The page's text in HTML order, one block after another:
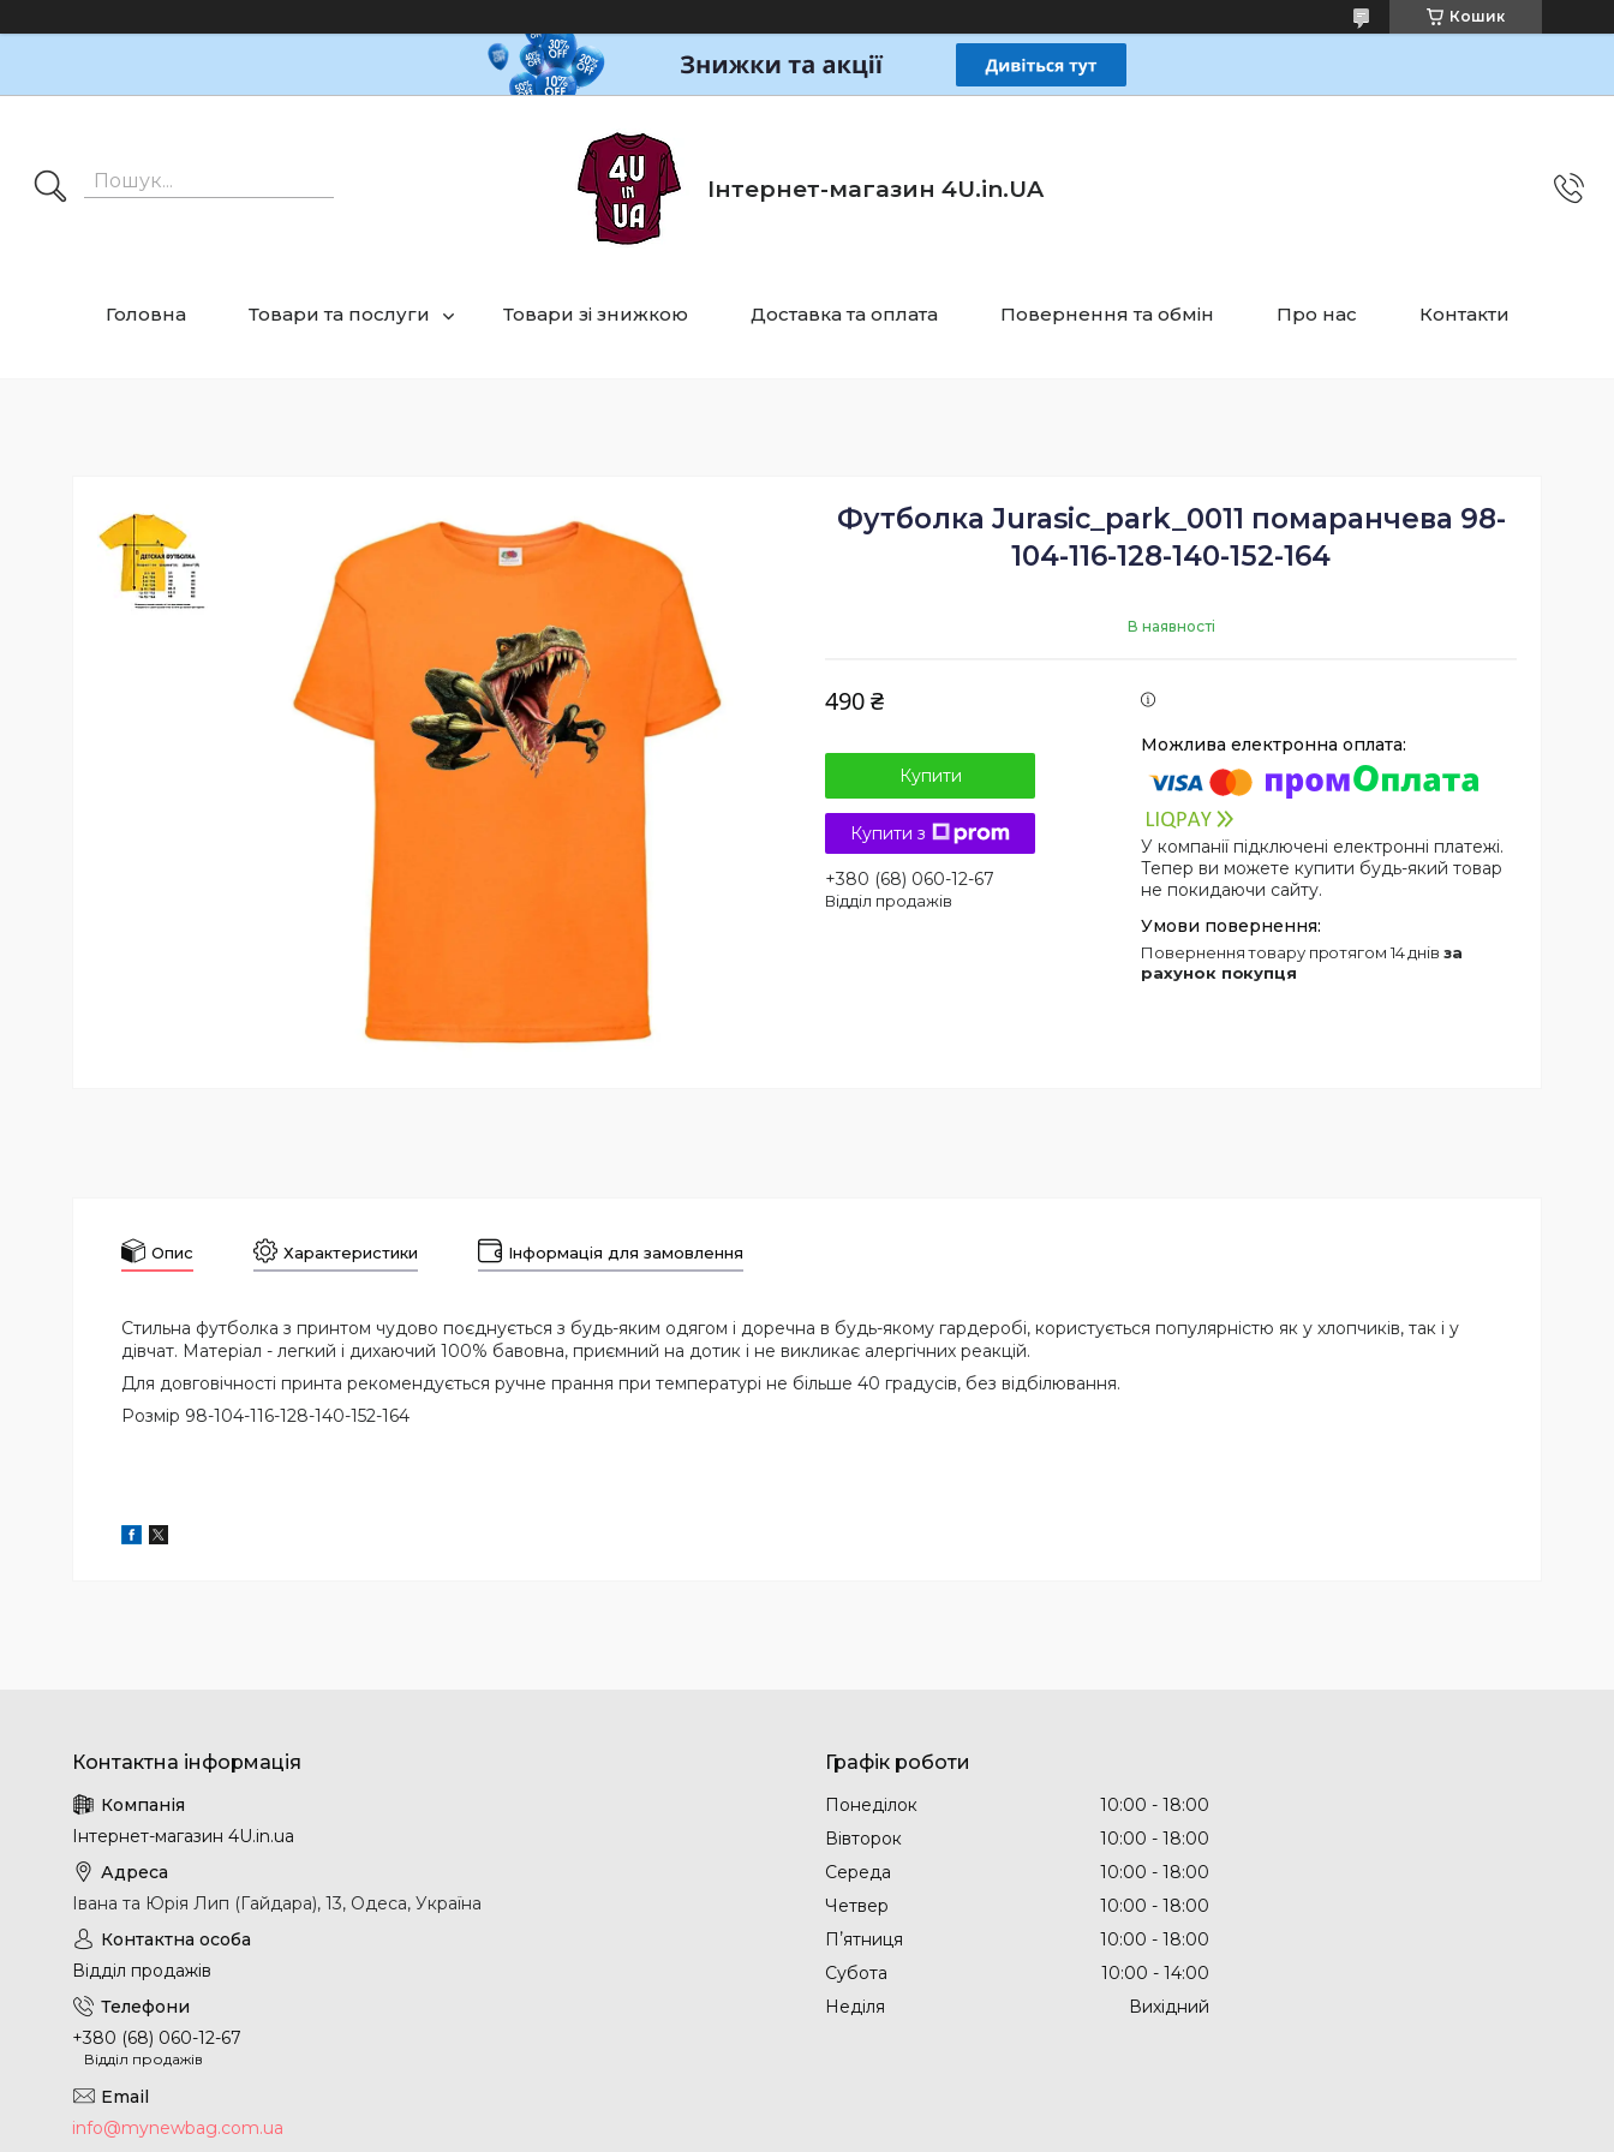
Кошик
Інтернет-магазин 4U.in.UA
Головна Товари та послуги Товари зі знижкою Доставка та оплата Повернення та обмін Про нас Контакти
Футболка Jurasic_park_0011 помаранчева 98-
104-116-128-140-152-164
В наявності
490 ₴
Купити
Купити з
+380 (68) 060-12-67
Відділ продажів
У компанії підключені електронні платежі.
Тепер ви можете купити будь-який товар
не покидаючи сайту.
повернення товару протягом 14 днів за
рахунок покупця
Опис Характеристики Інформація для замовлення
Стильна футболка з принтом чудово поєднується з будь-яким одягом і доречна в будь-якому гардеробі, користується популярністю як у хлопчиків, так і у
дівчат. Матеріал - легкий і дихаючий 100% бавовна, приємний на дотик і не викликає алергічних реакцій.
Для довговічності принта рекомендується ручне прання при температурі не більше 40 градусів, без відбілювання.
Розмір 98-104-116-128-140-152-164
Інтернет-магазин 4U.in.ua
Івана та Юрія Лип (Гайдара), 13, Одеса, Україна
Відділ продажів
+380 (68) 060-12-67
Відділ продажів
info@mynewbag.com.ua
Графік роботи
Понеділок 10:00
18:00
Вівторок
10:00
18:00
Середа
10:00
18:00
Четвер
10:00
18:00
Пʼятниця
10:00
18:00
Субота
10:00
14:00
Неділя
Вихідний